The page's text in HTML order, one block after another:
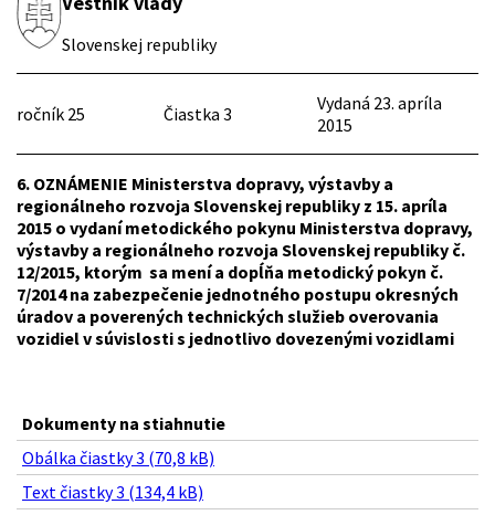
Slovenskej republiky
ročník 25 Čiastka 3
Vydaná 23. apríla
2015
6. OZNÁMENIE Ministerstva dopravy, výstavby a
regionálneho rozvoja Slovenskej republiky z 15. apríla
2015 o vydaní metodického pokynu Ministerstva dopravy,
výstavby a regionálneho rozvoja Slovenskej republiky č.
12/2015, ktorým sa mení a dopĺňa metodický pokyn č.
7/2014 na zabezpečenie jednotného postupu okresných
úradov a poverených technických služieb overovania
vozidiel v súvislosti s jednotlivo dovezenými vozidlami
Dokumenty na stiahnutie
Obálka čiastky 3 (70,8 kB)
Text čiastky 3 (134,4 kB)